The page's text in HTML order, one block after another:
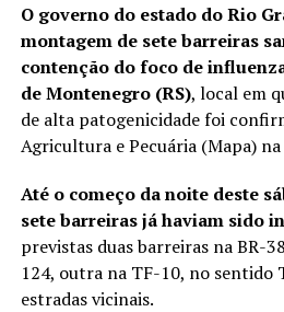
O governo do estado do Rio
montagem de sete barreiras
contenção do foco de
de Montenegro (RS), local em
de alta patogenicidade foi
Agricultura e Pecuária (Mapa)
Até o começo da noite deste
sete barreiras já haviam sido
previstas duas barreiras na BR-
124, outra na TF-10, no sentido
estradas vicinais.